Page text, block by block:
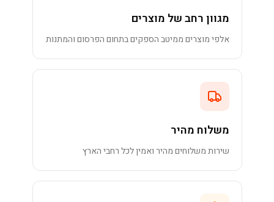
מגוון רחב של מוצרים
אלפי מוצרים ממיטב הספקים בתחום הפרסום והמתנות
משלוח מהיר
שירות משלוחים מהיר ואמין לכל רחבי הארץ